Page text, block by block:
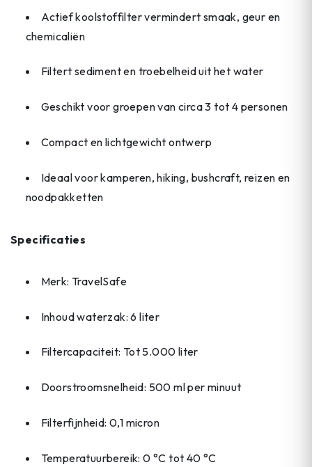
Actief koolstoffilter vermindert smaak, geur en
chemicaliën
Filtert sediment en troebelheid uit het water
Geschikt voor groepen van circa 3 tot 4 personen
Compact en lichtgewicht ontwerp
Ideaal voor kamperen, hiking, bushcraft, reizen en
noodpakketten
Specificaties
Merk: TravelSafe
Inhoud waterzak: 6 liter
Filtercapaciteit: Tot 5.000 liter
Doorstroomsnelheid: 500 ml per minuut
Filterfijnheid: 0,1 micron
Temperatuurbereik: 0 °C tot 40 °C